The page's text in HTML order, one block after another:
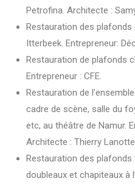
Petrofina. Architecte :
Restauration des plafonds
Itterbeek. Entrepreneur:
Restauration de plafonds
Entrepreneur : CFE.
Restauration de
cadre de scène, salle du
etc, au théâtre de Namur.
Architecte : Thierry
Restauration des plafonds
doubleaux et chapiteaux à